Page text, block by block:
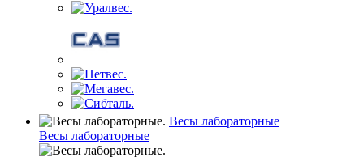
Весы лабораторные
Весы лабораторные